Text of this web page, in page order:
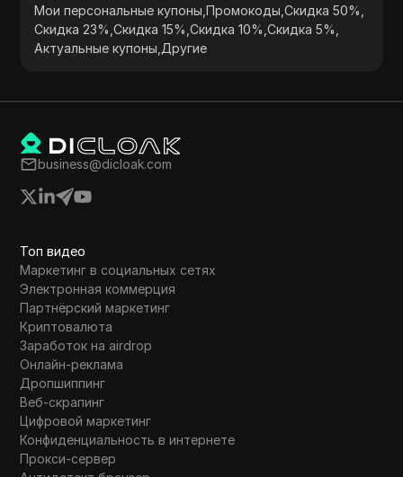
Мои персональные купоны ,Промокоды ,Скидка 50%
Скидка 23% ,Скидка 15% ,Скидка 10% ,Скидка 5%
Актуальные купоны Другие
business@dicloak.com
Топ видео
Маркетинг в социальных сетях
Электронная коммерция
Партнёрский маркетинг
Криптовалюта
Заработок на airdrop
Онлайн-реклама
Дропшиппинг
Веб-скрапинг
Цифровой маркетинг
Конфиденциальность в интернете
Прокси-сервер